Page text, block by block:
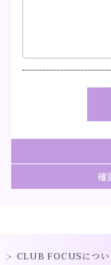
確
CLUB FOCUSについ